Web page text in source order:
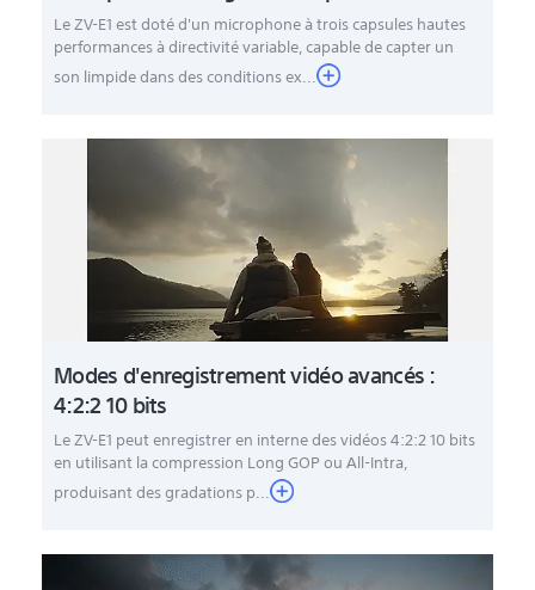
Le ZV-E1 est doté d'un microphone à trois capsules hautes
performances à directivité variable, capable de capter un
son limpide dans des conditions ex...
Modes d'enregistrement vidéo avancés :
4:2:2 10 bits
Le ZV-E1 peut enregistrer en interne des vidéos 4:2:2 10 bits
en utilisant la compression Long GOP ou All-Intra,
produisant des gradations p...